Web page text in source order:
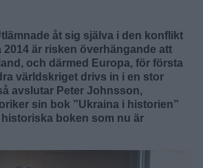
åt sig själva i den konflikt
2014 är risken överhängande att
och därmed Europa, för första
världskriget drivs in i en stor
avslutar Peter Johnsson,
sin bok ”Ukraina i historien”
boken som nu är